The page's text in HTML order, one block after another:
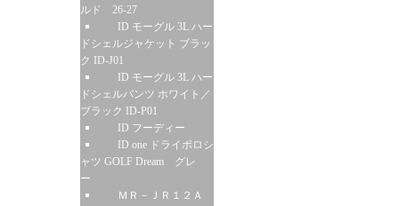
ルド 26-27
ID モーグル 3L ハー
ドシェルジャケット ブラッ
ク ID-J01
ID モーグル 3L ハー
ドシェルパンツ ホワイト／
ブラック ID-P01
ID フーディー
ID one ドライポロシ
ャツ GOLF Dream グレ
ー
ＭＲ－ＪＲ１２Ａ